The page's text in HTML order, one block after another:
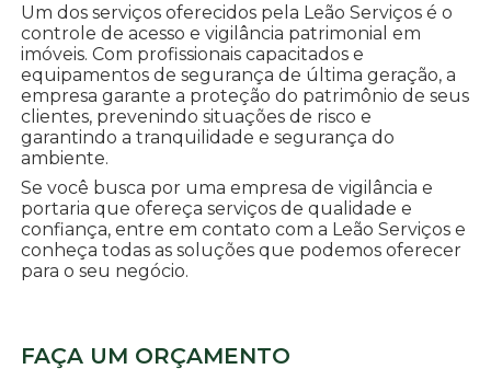
Um dos serviços oferecidos pela Leão Serviços é o
controle de acesso e vigilância patrimonial em
imóveis. Com profissionais capacitados e
equipamentos de segurança de última geração, a
empresa garante a proteção do patrimônio de seus
clientes, prevenindo situações de risco e
garantindo a tranquilidade e segurança do
ambiente.
Se você busca por uma empresa de vigilância e
portaria que ofereça serviços de qualidade e
confiança, entre em contato com a Leão Serviços e
conheça todas as soluções que podemos oferecer
para o seu negócio.
FAÇA UM ORÇAMENTO